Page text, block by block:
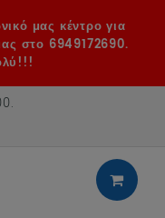
μας κέντρο για
στο 6949172690.
.